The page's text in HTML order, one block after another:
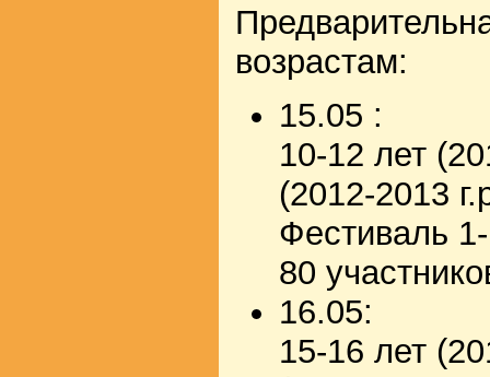
возрастам:
15.05 :
10-12 лет
(2012-2013
Фестиваль
80
16.05:
15-16 лет